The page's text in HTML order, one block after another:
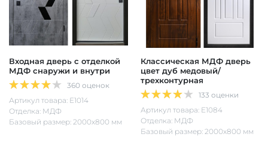
Входная дверь с отделкой
МДФ снаружи и внутри
360 оценок
Артикул товара: Е1014
Отделка: МДФ
Базовый размер: 2000х800 мм
Классическая МДФ дверь
цвет дуб медовый/
трехконтурная
133 оценки
Артикул товара: Е1084
Отделка: МДФ
Базовый размер: 2000х800 мм